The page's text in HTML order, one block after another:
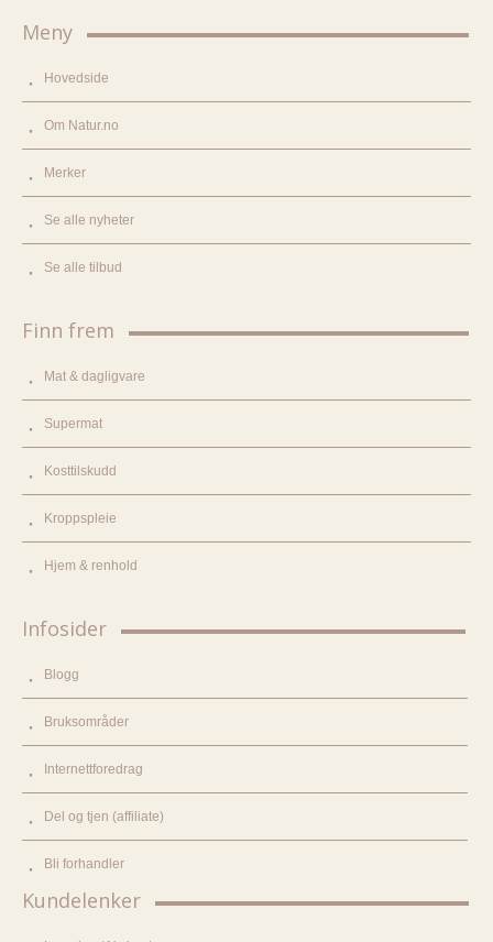
Meny
Hovedside
Om Natur.no
Merker
Se alle nyheter
Se alle tilbud
Finn frem
Mat & dagligvare
Supermat
Kosttilskudd
Kroppspleie
Hjem & renhold
Infosider
Blogg
Bruksområder
Internettforedrag
Del og tjen (affiliate)
Bli forhandler
Kundelenker